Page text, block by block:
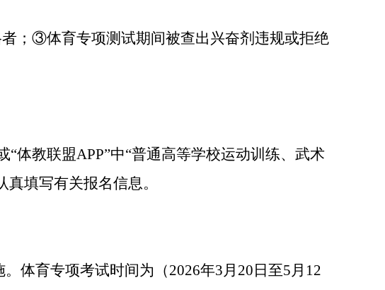
；③体育专项测试期间被查出兴奋剂违规或拒绝
“体教联盟APP”中“普通高等学校运动训练、武术
填写有关报名信息。
体育专项考试时间为（2026年3月 20 日至5月 12